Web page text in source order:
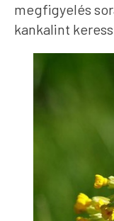
megfigyelés
kankalint